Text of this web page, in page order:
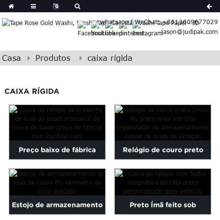
whatsapp / WeChat: +8613609677029
jason@judipak.com
German
Korean
Czech
Basque
Azerbaijani
Bulgarian
Croatian
Gujarati
Hebrew
Igbo
Khmer
Casa Produtos caixa rígida
CAIXA RÍGIDA
Preço baixo de fábrica
Papel Feito à Mão Couro...
Relógio de couro preto
Croco Pu mais vendido...
Estojo de armazenamento Preto Ímã feito sob